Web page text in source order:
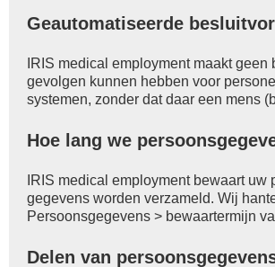
Geautomatiseerde
IRIS medical employment maakt
gevolgen kunnen hebben voor
systemen, zonder dat daar een mens
Hoe lang we
IRIS medical employment bewaart
gegevens worden verzameld. Wij
Persoonsgegevens > bewaartermijn
Delen van